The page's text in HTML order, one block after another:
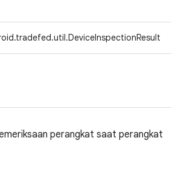
perangkat saat perangkat